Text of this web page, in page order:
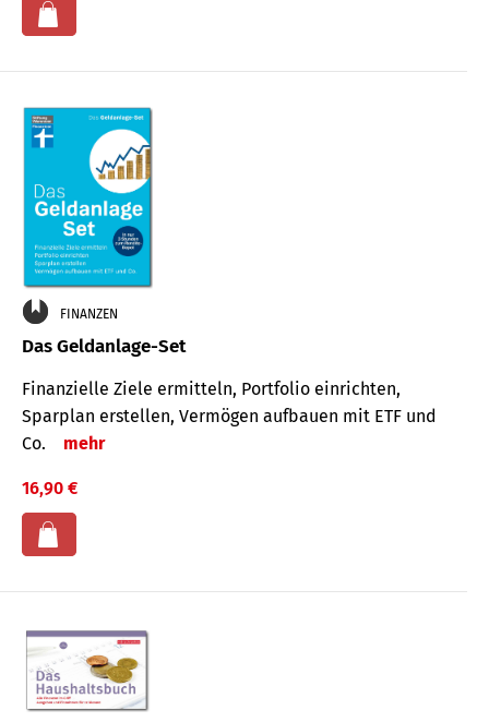
FINANZEN
Das Geldanlage-Set
Finanzielle Ziele ermitteln, Portfolio einrichten,
Sparplan erstellen, Vermögen aufbauen mit ETF und
Co.
mehr
16,90 €